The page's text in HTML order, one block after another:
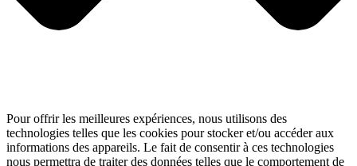
Pour offrir les meilleures expériences, nous utilisons des
technologies telles que les cookies pour stocker et/ou accéder aux
informations des appareils. Le fait de consentir à ces technologies
nous permettra de traiter des données telles que le comportement de